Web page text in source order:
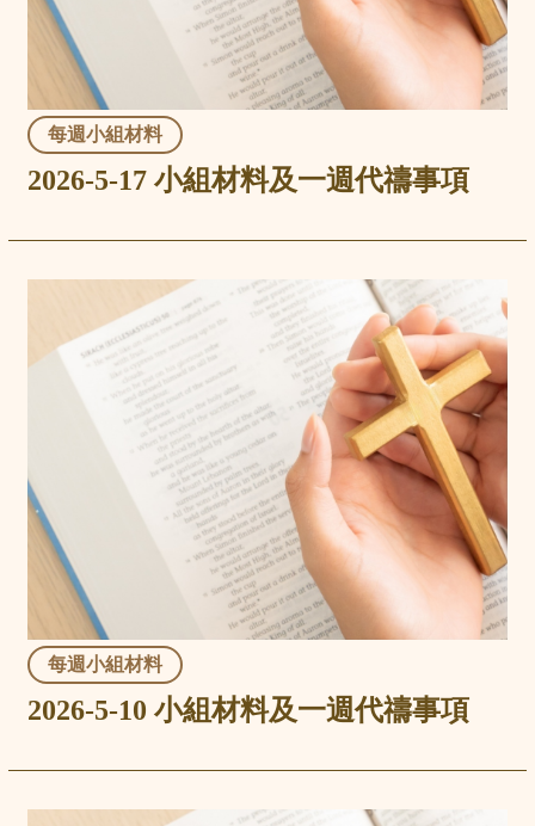
每週小組材料
2026-5-17 小組材料及一週代禱事項
每週小組材料
2026-5-10 小組材料及一週代禱事項